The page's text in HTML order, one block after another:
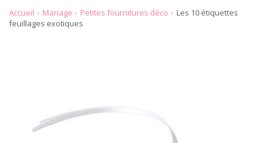
Accueil Mariage Petites fournitures déco
Les 10 étiquettes
feuillages exotiques